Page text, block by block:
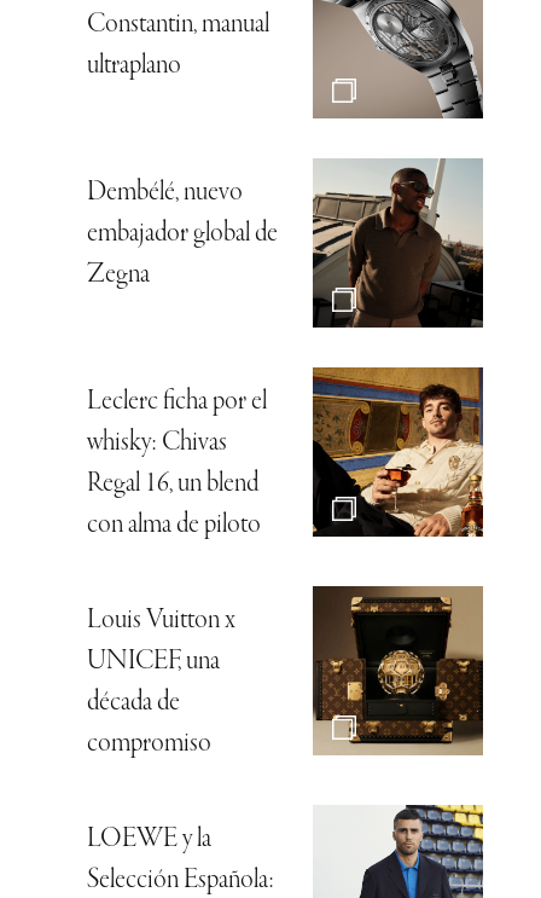
Constantin, manual
ultraplano
Dembélé, nuevo
embajador global de
Zegna
Leclerc ficha por el
whisky: Chivas
Regal 16, un blend
con alma de piloto
Louis Vuitton x
UNICEF, una
década de
compromiso
LOEWE y la
Selección Española: